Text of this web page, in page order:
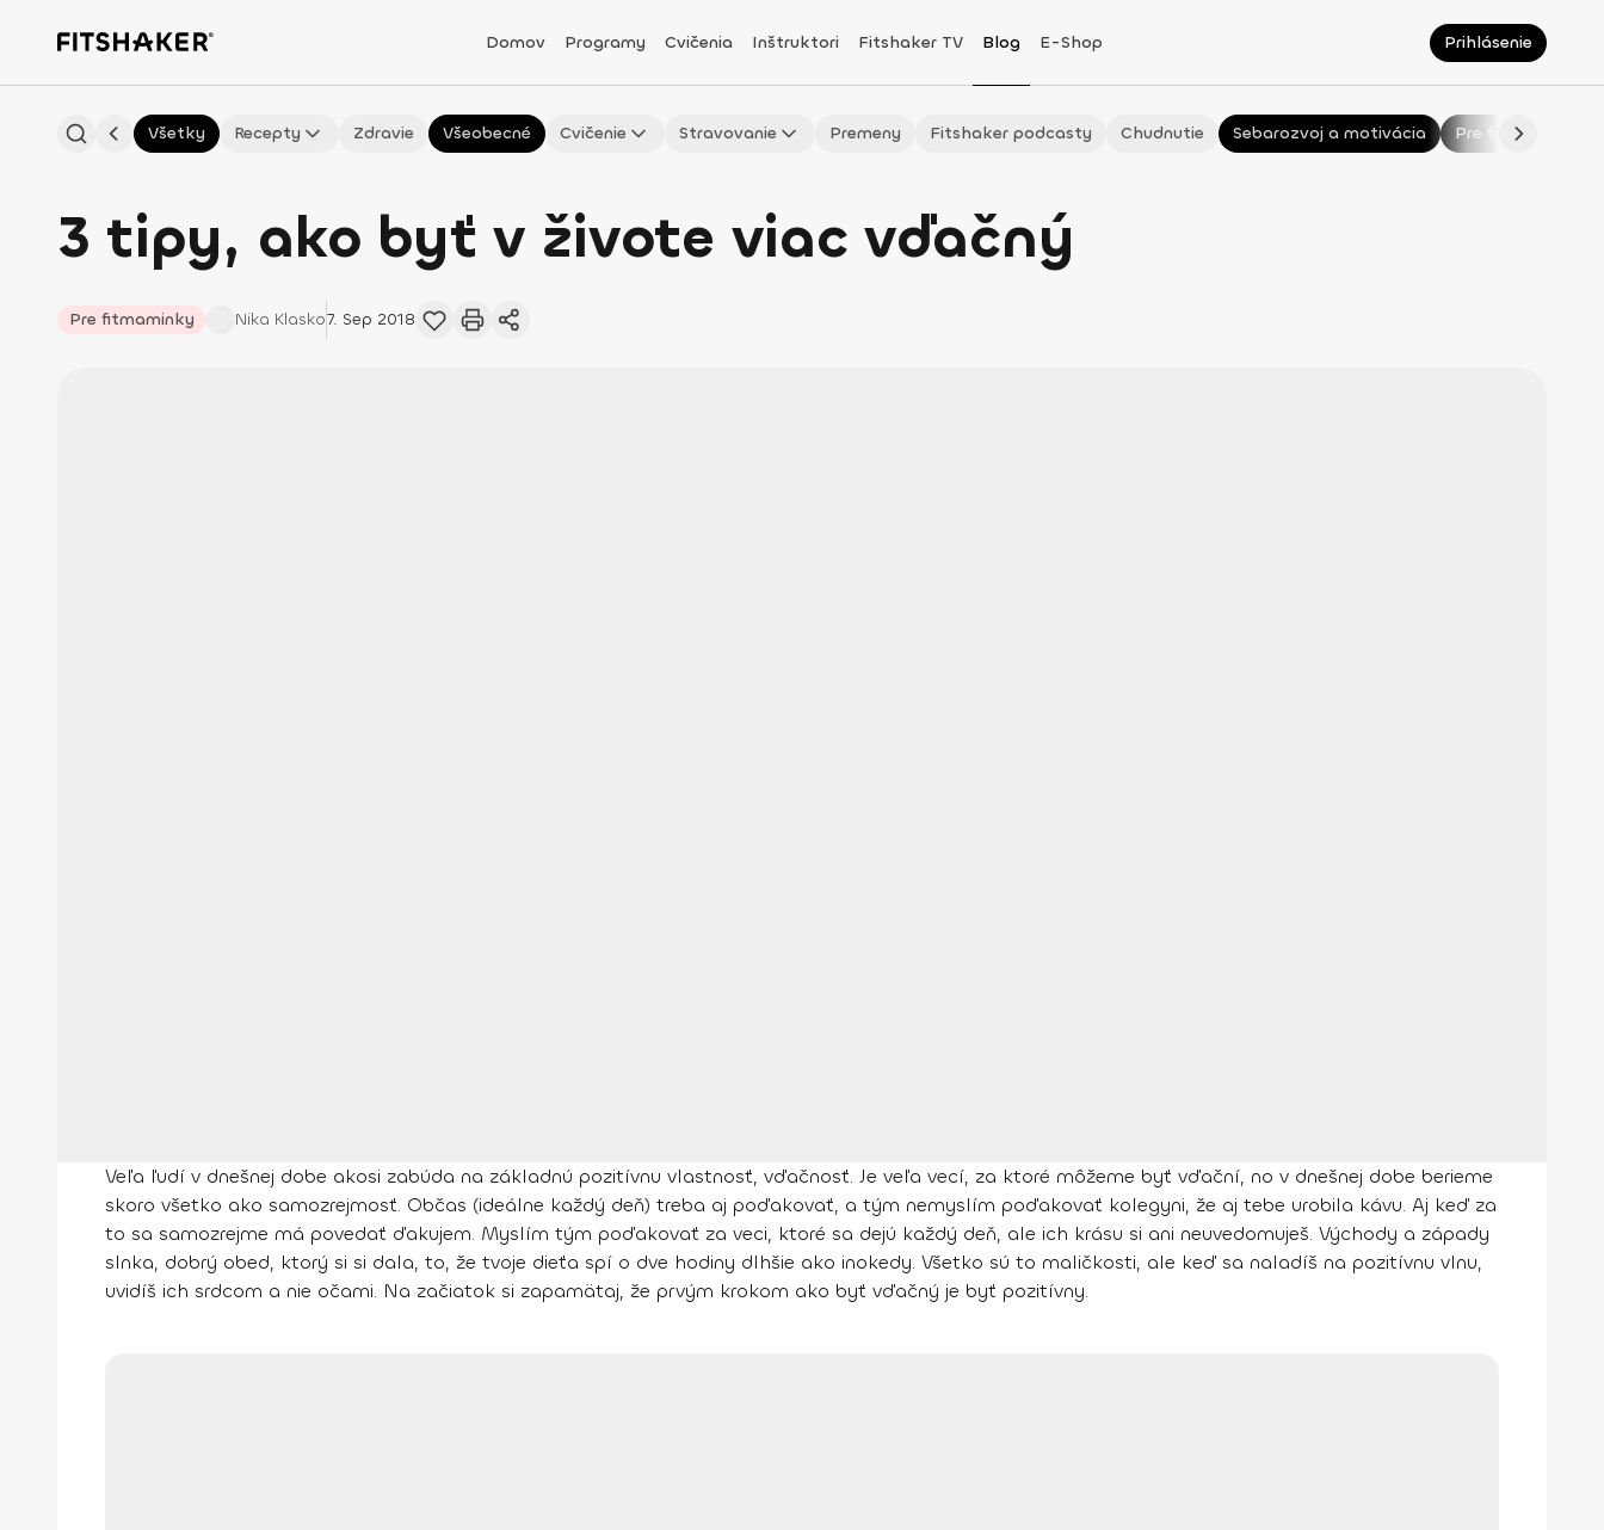
Domov Programy Cvičenia Inštruktori Fitshaker TV Blog E-Shop Prihlásenie
Všetky Recepty Zdravie Všeobecné Cvičenie Stravovanie Premeny Fitshaker podcasty Chudnutie Sebarozvoj a motivácia Pre fitmaminky
3 tipy, ako byť v živote viac vďačný
Pre fitmaminky Nika Klasko7. Sep 2018
Veľa ľudí v dnešnej dobe akosi zabúda na základnú pozitívnu vlastnosť, vďačnosť. Je veľa vecí, za ktoré môžeme byť vďační, no v dnešnej dobe berieme
skoro všetko ako samozrejmosť. Občas (ideálne každý deň) treba aj poďakovať, a tým nemyslím poďakovať kolegyni, že aj tebe urobila kávu. Aj keď za
to sa samozrejme má povedať ďakujem. Myslím tým poďakovať za veci, ktoré sa dejú každý deň, ale ich krásu si ani neuvedomuješ. Východy a západy
slnka, dobrý obed, ktorý si si dala, to, že tvoje dieťa spí o dve hodiny dlhšie ako inokedy. Všetko sú to maličkosti, ale keď sa naladíš na pozitívnu vlnu,
uvidíš ich srdcom a nie očami. Na začiatok si zapamätaj, že prvým krokom ako byť vďačný je byť pozitívny.